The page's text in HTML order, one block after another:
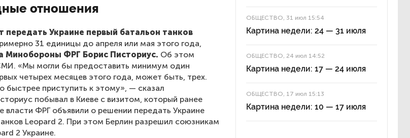
отношения
передать Украине первый батальон танков
31 единицы до апреля или мая этого года,
Минобороны ФРГ Борис Писториус. Об этом
«Мы могли бы предоставить минимум один
четырех месяцев этого года, может быть, трех.
приступить к этому», — сказал
побывал в Киеве с визитом, который ранее
власти ФРГ объявили о решении передать Украине
Leopard 2. При этом Берлин разрешил союзникам
2 Украине.
ОБЩЕСТВО, 31 июл 15:54
Картина недели: 24 — 31 июля
ОБЩЕСТВО, 24 июл 14:52
Картина недели: 17 — 24 июля
ОБЩЕСТВО, 17 июл 15:13
Картина недели: 10 — 17 июля